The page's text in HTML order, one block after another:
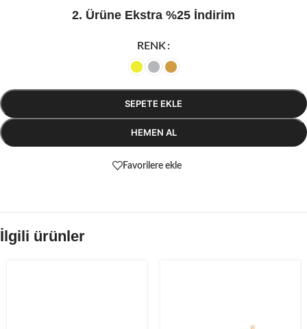
2. Ürüne Ekstra %25 İndirim
RENK
SEPETE EKLE
HEMEN AL
Favorilere ekle
İlgili ürünler